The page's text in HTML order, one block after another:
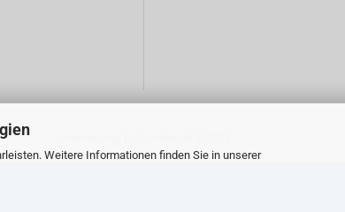
Weitere Informationen finden Sie in unserer